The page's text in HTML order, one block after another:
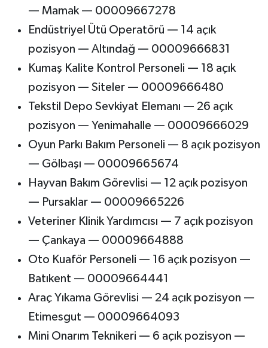
— Mamak — 00009667278
Endüstriyel Ütü Operatörü — 14 açık
pozisyon — Altındağ — 00009666831
Kumaş Kalite Kontrol Personeli — 18 açık
pozisyon — Siteler — 00009666480
Tekstil Depo Sevkiyat Elemanı — 26 açık
pozisyon — Yenimahalle — 00009666029
Oyun Parkı Bakım Personeli — 8 açık pozisyon
— Gölbaşı — 00009665674
Hayvan Bakım Görevlisi — 12 açık pozisyon
— Pursaklar — 00009665226
Veteriner Klinik Yardımcısı — 7 açık pozisyon
— Çankaya — 00009664888
Oto Kuaför Personeli — 16 açık pozisyon —
Batıkent — 00009664441
Araç Yıkama Görevlisi — 24 açık pozisyon —
Etimesgut — 00009664093
Mini Onarım Teknikeri — 6 açık pozisyon —